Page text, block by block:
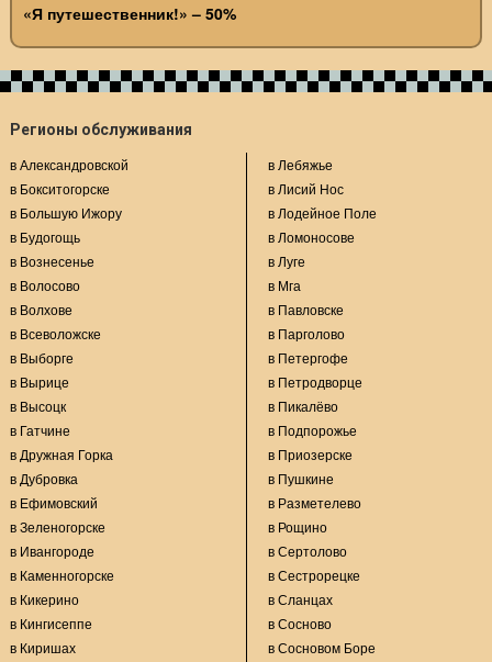
«Я путешественник!» – 50%
Регионы обслуживания
в Александровской
в Бокситогорске
в Большую Ижору
в Будогощь
в Вознесенье
в Волосово
в Волхове
в Всеволожске
в Выборге
в Вырице
в Высоцк
в Гатчине
в Дружная Горка
в Дубровка
в Ефимовский
в Зеленогорске
в Ивангороде
в Каменногорске
в Кикерино
в Кингисеппе
в Киришах
в Лебяжье
в Лисий Нос
в Лодейное Поле
в Ломоносове
в Луге
в Мга
в Павловске
в Парголово
в Петергофе
в Петродворце
в Пикалёво
в Подпорожье
в Приозерске
в Пушкине
в Разметелево
в Рощино
в Сертолово
в Сестрорецке
в Сланцах
в Сосново
в Сосновом Боре